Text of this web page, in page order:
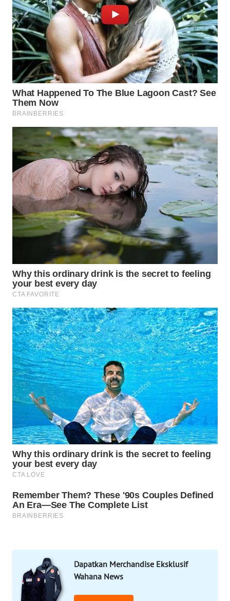
Dapatkan Merchandise Eksklusif
Wahana News
WAHANA
PERSONA
WAHANA
OTOMOTIF
WAHANA
HEALTH
WAHANA
DESA
WISATA
LAPAK
WAHANA
Wahana
Network
KONSUMEN
LISTRIK
MASYARAKAT
KELISTRIKAN
WALINKI
ID
MAWAKA
ID
MARTABAT
NET
PLN
WATCH
LPKKI
KOPEKLIN
PORTAL